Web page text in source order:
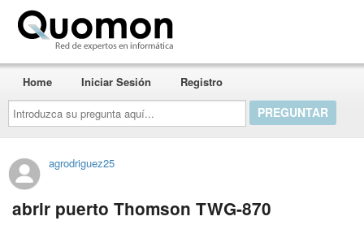
Introduzca
su
pregunta
aquí...
Home Iniciar Sesión Registro
agrodriguez25
abrir puerto Thomson TWG-870